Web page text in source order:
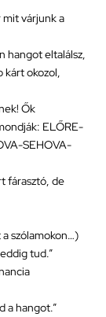
mit várjunk a
hangot eltalálsz,
kárt okozol,
Ők
ELŐRE-
SEHOVA-
fárasztó, de
szólamokon…)
tud.”
a hangot.”